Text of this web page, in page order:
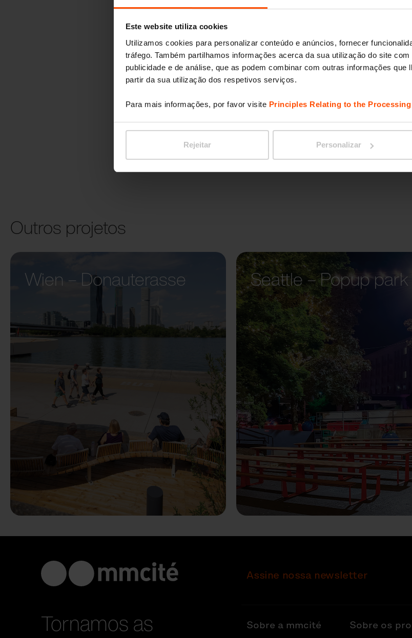
Este website utiliza cookies
Utilizamos cookies para personalizar conteúdo e anúncios, fornecer
tráfego. Também partilhamos informações acerca da sua utilização do site
publicidade e de análise, que as podem combinar com outras informações que
partir da sua utilização dos respetivos serviços.
Para mais informações, por favor visite Principles Relating to the
Rejeitar Personalizar
Outros projetos
Wien – Donauterasse
Seattle – Popup park
Tornamos as
Assine nossa newsletter
Sobre a mmcité Sobre os